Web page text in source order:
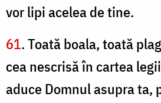
vor lipi acelea de tine.
61. Toată boala, toată
cea nescrisă în cartea
aduce Domnul asupra ta,